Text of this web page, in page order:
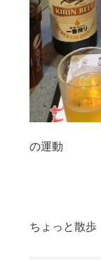
の運動
ちょっと散歩